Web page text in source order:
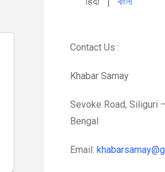
Contact Us :
Khabar Samay
Sevoke Road, Siliguri
Bengal
Email: